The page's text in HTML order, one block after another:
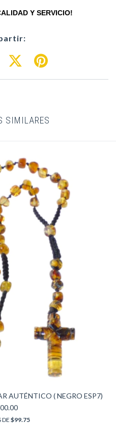
Y SERVICIO!
SIMILARES
AUTÉNTICO ( NEGRO ESP7)
DE $99.75